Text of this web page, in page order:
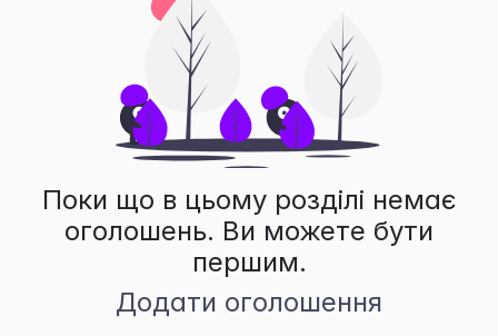
Поки що в цьому розділі немає
оголошень. Ви можете бути
першим.
Додати оголошення